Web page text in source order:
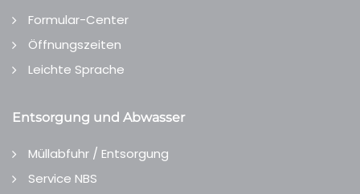
Formular-Center
Öffnungszeiten
Leichte Sprache
Entsorgung und Abwasser
Müllabfuhr / Entsorgung
Service NBS